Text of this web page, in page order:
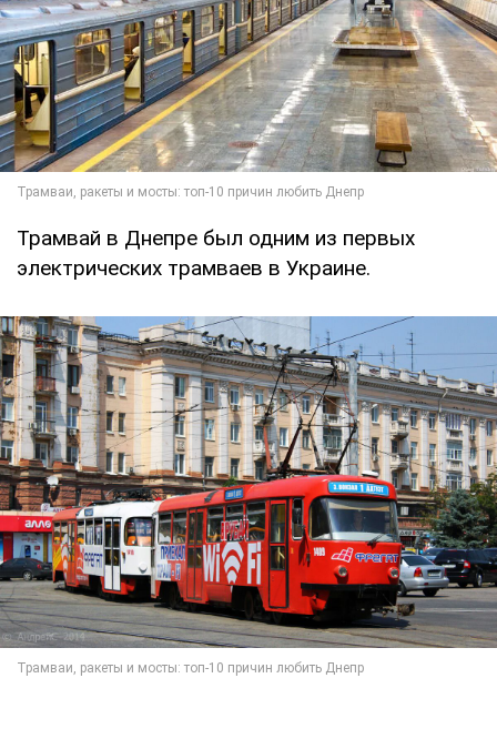
Трамвай в Днепре был одним из первых
электрических трамваев в Украине.